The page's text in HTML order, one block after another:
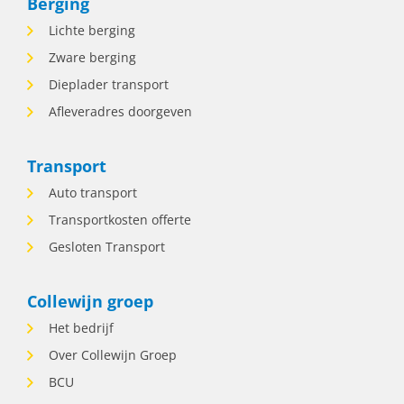
van bergingsopdrachten samen met het
team. • Contact onderhouden met
chauffeurs, opdrachtgevers en klanten. •
spoedmeldingen. • Bewaken van de
voortgang van lopende opdrachten. •
wij? Iemand die: • Rust bewaart wanneer
het druk wordt. • Zelfstandig beslissingen
durft te nemen. • Communicatief sterk is.
• Flexibel inzetbaar is voor wisselende
diensten, inclusief avonden en
verantwoordelijkheid. • Ervaring als
planner heeft óf denkt dat hij of zij dit vak
snel kan leren. Wat krijg je van ons? • Een
functie voor tot uur per week. • Veel
Een afwisselende baan waarin geen
Lichte berging
Zware berging
Dieplader transport
Afleveradres doorgeven
Transport
Auto transport
Transportkosten offerte
Gesloten Transport
Collewijn groep
Het bedrijf
Over Collewijn Groep
BCU